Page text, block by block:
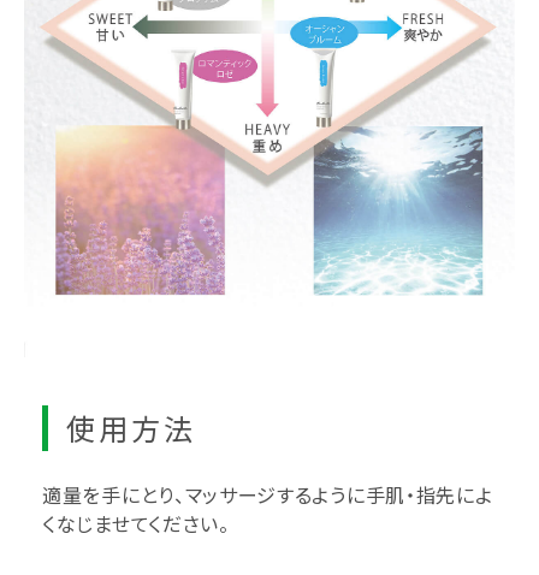
使用方法
適量を手にとり、マッサージするように手肌・指先によ
くなじませてください。